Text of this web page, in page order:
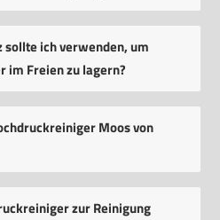
sollte ich verwenden, um
im Freien zu lagern?
Moos von
zur Reinigung